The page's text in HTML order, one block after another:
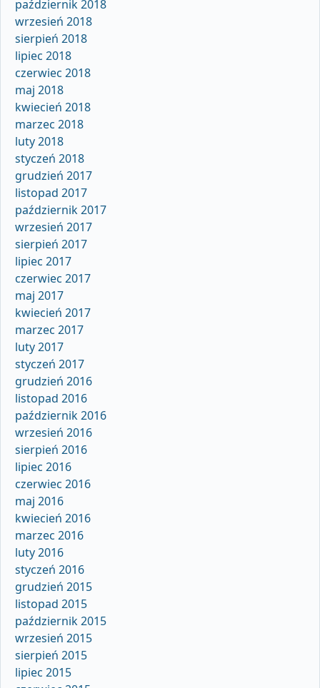
październik 2018
wrzesień 2018
sierpień 2018
lipiec 2018
czerwiec 2018
maj 2018
kwiecień 2018
marzec 2018
luty 2018
styczeń 2018
grudzień 2017
listopad 2017
październik 2017
wrzesień 2017
sierpień 2017
lipiec 2017
czerwiec 2017
maj 2017
kwiecień 2017
marzec 2017
luty 2017
styczeń 2017
grudzień 2016
listopad 2016
październik 2016
wrzesień 2016
sierpień 2016
lipiec 2016
czerwiec 2016
maj 2016
kwiecień 2016
marzec 2016
luty 2016
styczeń 2016
grudzień 2015
listopad 2015
październik 2015
wrzesień 2015
sierpień 2015
lipiec 2015